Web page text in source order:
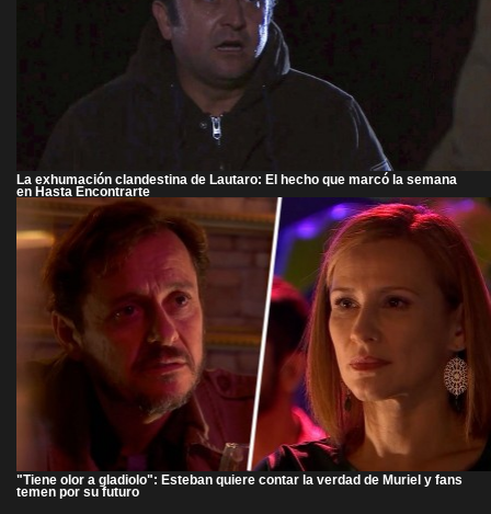
La exhumación clandestina de Lautaro: El hecho que marcó la semana
en Hasta Encontrarte
"Tiene olor a gladiolo": Esteban quiere contar la verdad de Muriel y fans
temen por su futuro